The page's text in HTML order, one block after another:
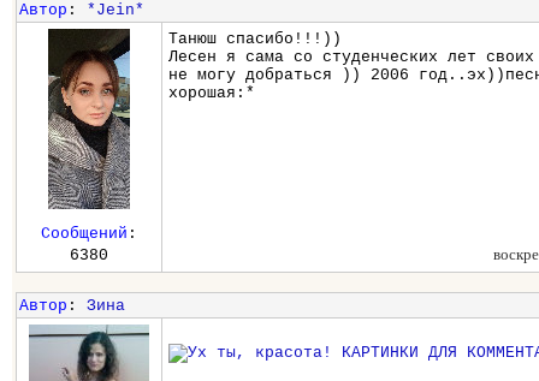
Автор : *Jein*
Танюш спасибо!!!))
Лесен я сама со студенческих лет
не могу добраться )) 2006
хорошая:*
Сообщений :
6380
Автор : Зина